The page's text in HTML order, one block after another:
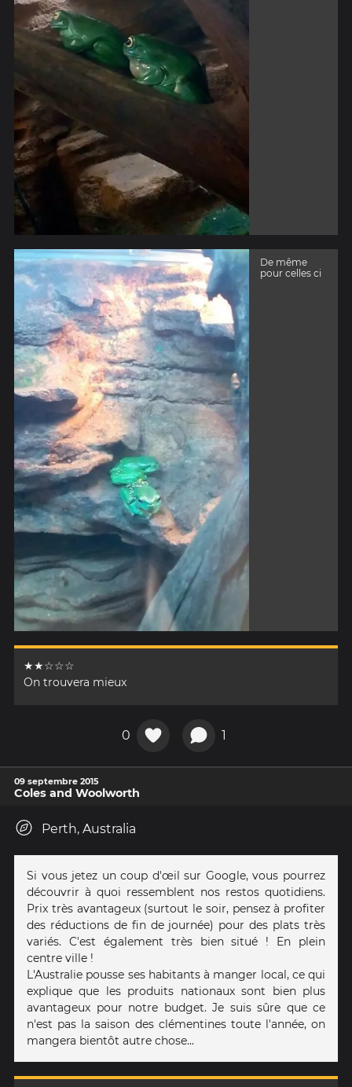
De même
pour celles ci
★★☆☆☆
On trouvera mieux
0 1
09 septembre 2015
Coles and Woolworth
Perth, Australia
Si vous jetez un coup d'œil sur Google, vous pourrez
découvrir à quoi ressemblent nos restos quotidiens.
Prix très avantageux (surtout le soir, pensez à profiter
des réductions de fin de journée) pour des plats très
variés. C'est également très bien situé ! En plein
centre ville !
L'Australie pousse ses habitants à manger local, ce qui
explique que les produits nationaux sont bien plus
avantageux pour notre budget. Je suis sûre que ce
n'est pas la saison des clémentines toute l'année, on
mangera bientôt autre chose...